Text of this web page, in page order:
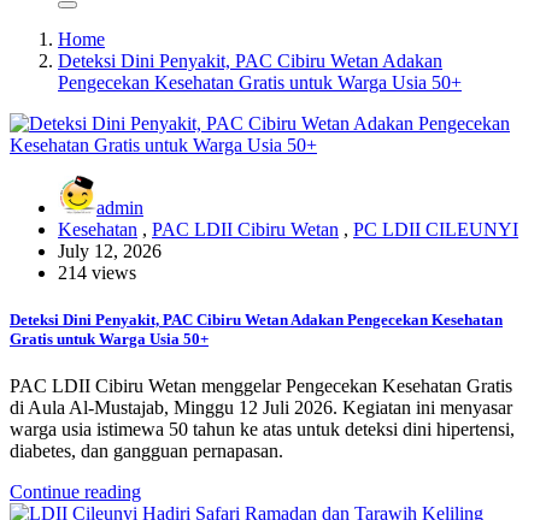
Home
Deteksi Dini Penyakit, PAC Cibiru Wetan Adakan
Pengecekan Kesehatan Gratis untuk Warga Usia 50+
admin
Kesehatan , PAC LDII Cibiru Wetan , PC LDII CILEUNYI
July 12, 2026
214 views
Deteksi Dini Penyakit, PAC Cibiru Wetan Adakan Pengecekan Kesehatan
Gratis untuk Warga Usia 50+
PAC LDII Cibiru Wetan menggelar Pengecekan Kesehatan Gratis
di Aula Al-Mustajab, Minggu 12 Juli 2026. Kegiatan ini menyasar
warga usia istimewa 50 tahun ke atas untuk deteksi dini hipertensi,
diabetes, dan gangguan pernapasan.
Continue reading